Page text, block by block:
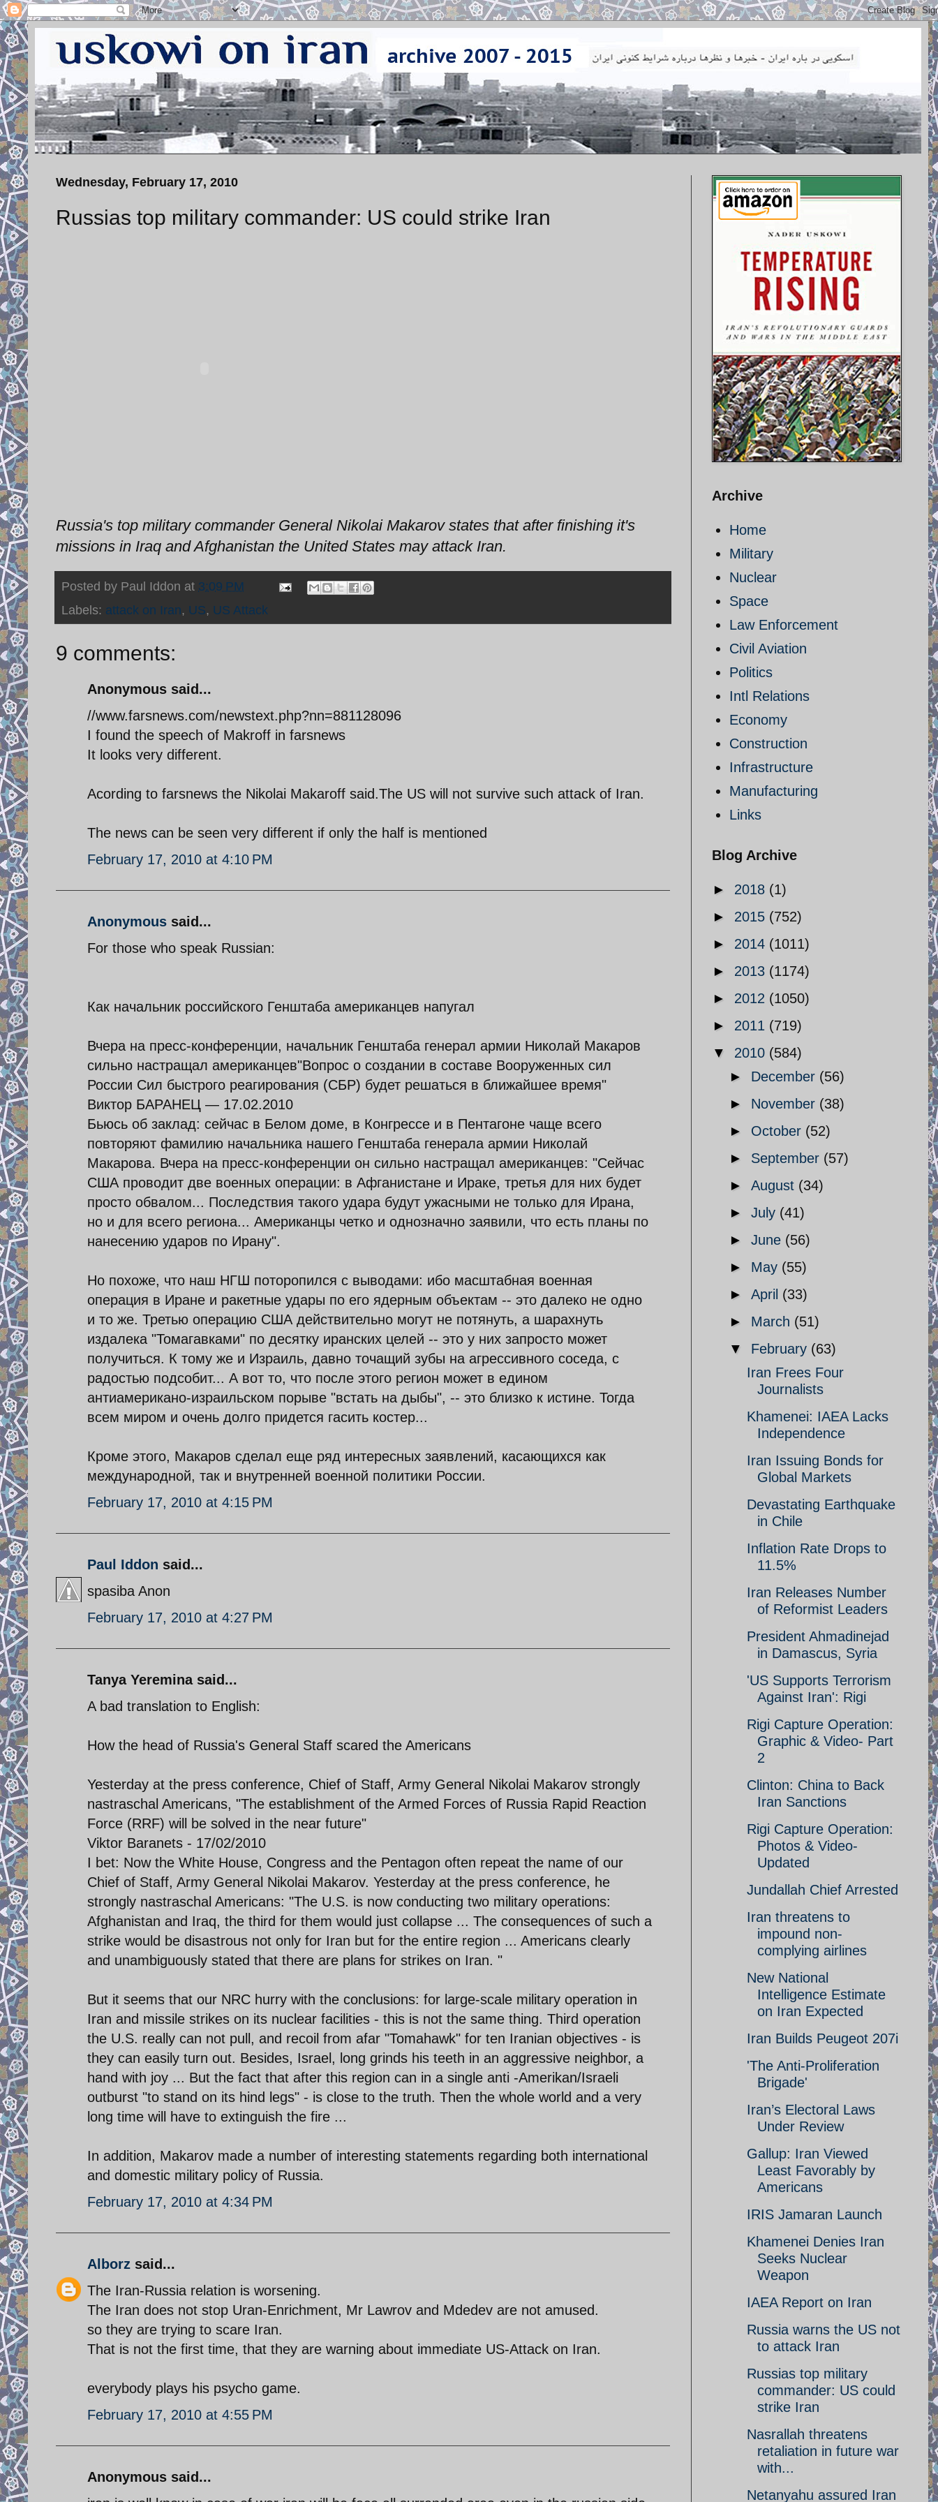
Wednesday, February 17, 2010
Russias top military commander: US could strike Iran
Russia's top military commander General Nikolai Makarov states that after finishing it's
missions in Iraq and Afghanistan the United States may attack Iran.
Posted by Paul Iddon at 3:09 PM
Labels: attack on Iran, US, US Attack
9 comments:
Anonymous said...
//www.farsnews.com/newstext.php?nn=881128096
I found the speech of Makroff in farsnews
It looks very different.
Acording to farsnews the Nikolai Makaroff said.The US will not survive such attack of Iran.
The news can be seen very different if only the half is mentioned
February 17, 2010 at 4:10 PM
Anonymous said...
For those who speak Russian:
Как начальник российского Генштаба американцев напугал
Вчера на пресс-конференции, начальник Генштаба генерал армии Николай Макаров
сильно настращал американцев"Вопрос о создании в составе Вооруженных сил
России Сил быстрого реагирования (СБР) будет решаться в ближайшее время"
Виктор БАРАНЕЦ — 17.02.2010
Бьюсь об заклад: сейчас в Белом доме, в Конгрессе и в Пентагоне чаще всего
повторяют фамилию начальника нашего Генштаба генерала армии Николай
Макарова. Вчера на пресс-конференции он сильно настращал американцев: "Сейчас
США проводит две военных операции: в Афганистане и Ираке, третья для них будет
просто обвалом... Последствия такого удара будут ужасными не только для Ирана,
но и для всего региона... Американцы четко и однозначно заявили, что есть планы по
нанесению ударов по Ирану".
Но похоже, что наш НГШ поторопился с выводами: ибо масштабная военная
операция в Иране и ракетные удары по его ядерным объектам -- это далеко не одно
и то же. Третью операцию США действительно могут не потянуть, а шарахнуть
издалека "Томагавками" по десятку иранских целей -- это у них запросто может
получиться. К тому же и Израиль, давно точащий зубы на агрессивного соседа, с
радостью подсобит... А вот то, что после этого регион может в едином
антиамерикано-израильском порыве "встать на дыбы", -- это близко к истине. Тогда
всем миром и очень долго придется гасить костер...
Кроме этого, Макаров сделал еще ряд интересных заявлений, касающихся как
международной, так и внутренней военной политики России.
February 17, 2010 at 4:15 PM
Paul Iddon said...
spasiba Anon
February 17, 2010 at 4:27 PM
Tanya Yeremina said...
A bad translation to English:
How the head of Russia's General Staff scared the Americans
Yesterday at the press conference, Chief of Staff, Army General Nikolai Makarov strongly
nastraschal Americans, "The establishment of the Armed Forces of Russia Rapid Reaction
Force (RRF) will be solved in the near future"
Viktor Baranets - 17/02/2010
I bet: Now the White House, Congress and the Pentagon often repeat the name of our
Chief of Staff, Army General Nikolai Makarov. Yesterday at the press conference, he
strongly nastraschal Americans: "The U.S. is now conducting two military operations:
Afghanistan and Iraq, the third for them would just collapse ... The consequences of such a
strike would be disastrous not only for Iran but for the entire region ... Americans clearly
and unambiguously stated that there are plans for strikes on Iran. "
But it seems that our NRC hurry with the conclusions: for large-scale military operation in
Iran and missile strikes on its nuclear facilities - this is not the same thing. Third operation
the U.S. really can not pull, and recoil from afar "Tomahawk" for ten Iranian objectives - is
they can easily turn out. Besides, Israel, long grinds his teeth in an aggressive neighbor, a
hand with joy ... But the fact that after this region can in a single anti -Amerikan/Israeli
outburst "to stand on its hind legs" - is close to the truth. Then the whole world and a very
long time will have to extinguish the fire ...
In addition, Makarov made a number of interesting statements regarding both international
and domestic military policy of Russia.
February 17, 2010 at 4:34 PM
Alborz said...
The Iran-Russia relation is worsening.
The Iran does not stop Uran-Enrichment, Mr Lawrov and Mdedev are not amused.
so they are trying to scare Iran.
That is not the first time, that they are warning about immediate US-Attack on Iran.
everybody plays his psycho game.
February 17, 2010 at 4:55 PM
Anonymous said...
Archive
Home
Military
Nuclear
Space
Law Enforcement
Civil Aviation
Politics
Intl Relations
Economy
Construction
Infrastructure
Manufacturing
Links
Blog Archive
► 2018 (1)
► 2015 (752)
► 2014 (1011)
► 2013 (1174)
► 2012 (1050)
► 2011 (719)
▼ 2010 (584)
► December (56)
► November (38)
► October (52)
► September (57)
► August (34)
► July (41)
► June (56)
► May (55)
► April (33)
► March (51)
▼ February (63)
Iran Frees Four
Journalists
Khamenei: IAEA Lacks
Independence
Iran Issuing Bonds for
Global Markets
Devastating Earthquake
in Chile
Inflation Rate Drops to
11.5%
Iran Releases Number
of Reformist Leaders
President Ahmadinejad
in Damascus, Syria
'US Supports Terrorism
Against Iran': Rigi
Rigi Capture Operation:
Graphic & Video- Part
2
Clinton: China to Back
Iran Sanctions
Rigi Capture Operation:
Photos & Video-
Updated
Jundallah Chief Arrested
Iran threatens to
impound non-
complying airlines
New National
Intelligence Estimate
on Iran Expected
Iran Builds Peugeot 207i
'The Anti-Proliferation
Brigade'
Iran’s Electoral Laws
Under Review
Gallup: Iran Viewed
Least Favorably by
Americans
IRIS Jamaran Launch
Khamenei Denies Iran
Seeks Nuclear
Weapon
IAEA Report on Iran
Russia warns the US not
to attack Iran
Russias top military
commander: US could
strike Iran
Nasrallah threatens
retaliation in future war
with...
Netanyahu assured Iran